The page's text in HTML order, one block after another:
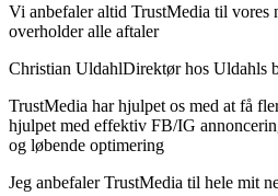
Vi anbefaler altid TrustMedia til
overholder alle aftaler
Christian UldahlDirektør hos Uldahls
TrustMedia har hjulpet os med at få
hjulpet med effektiv FB/IG
og løbende optimering
Jeg anbefaler TrustMedia til hele mit